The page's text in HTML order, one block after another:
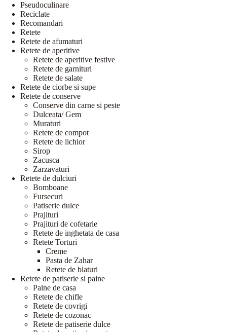
Pseudoculinare
Reciclate
Recomandari
Retete
Retete de afumaturi
Retete de aperitive
Retete de aperitive festive
Retete de garnituri
Retete de salate
Retete de ciorbe si supe
Retete de conserve
Conserve din carne si peste
Dulceata/ Gem
Muraturi
Retete de compot
Retete de lichior
Sirop
Zacusca
Zarzavaturi
Retete de dulciuri
Bomboane
Fursecuri
Patiserie dulce
Prajituri
Prajituri de cofetarie
Retete de inghetata de casa
Retete Torturi
Creme
Pasta de Zahar
Retete de blaturi
Retete de patiserie si paine
Paine de casa
Retete de chifle
Retete de covrigi
Retete de cozonac
Retete de patiserie dulce